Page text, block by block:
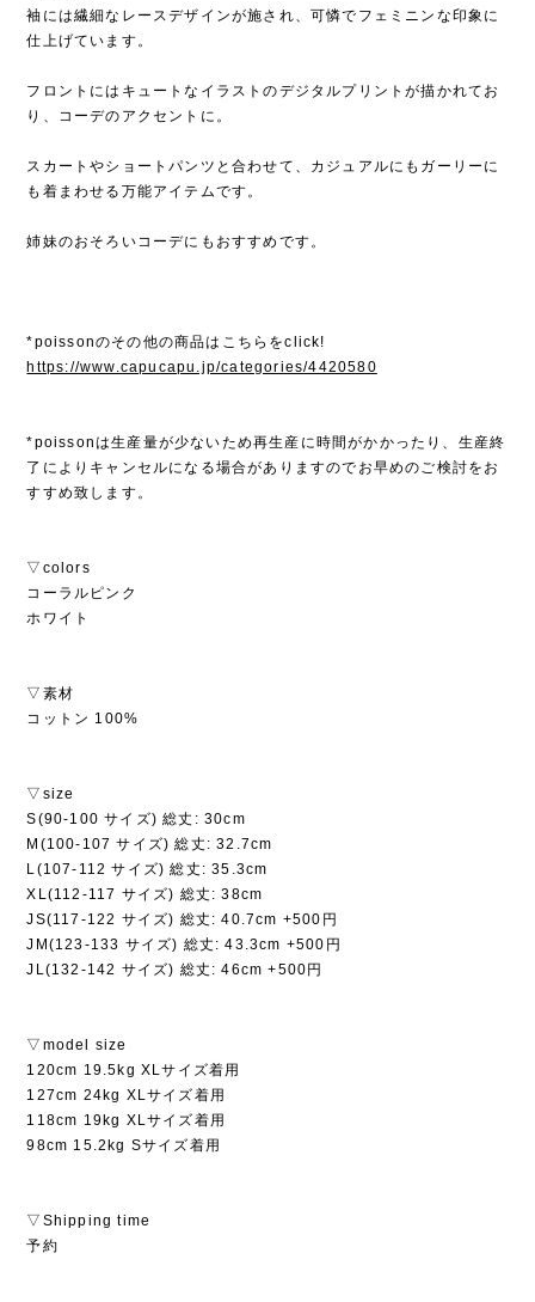
袖には繊細なレースデザインが施され、可憐でフェミニンな印象に
仕上げています。
フロントにはキュートなイラストのデジタルプリントが描かれてお
り、コーデのアクセントに。
スカートやショートパンツと合わせて、カジュアルにもガーリーに
も着まわせる万能アイテムです。
姉妹のおそろいコーデにもおすすめです。
*poissonのその他の商品はこちらをclick!
https://www.capucapu.jp/categories/4420580
*poissonは生産量が少ないため再生産に時間がかかったり、生産終
了によりキャンセルになる場合がありますのでお早めのご検討をお
すすめ致します。
▽colors
コーラルピンク
ホワイト
▽素材
コットン 100%
▽size
S(90-100 サイズ) 総丈: 30cm
M(100-107 サイズ) 総丈: 32.7cm
L(107-112 サイズ) 総丈: 35.3cm
XL(112-117 サイズ) 総丈: 38cm
JS(117-122 サイズ) 総丈: 40.7cm +500円
JM(123-133 サイズ) 総丈: 43.3cm +500円
JL(132-142 サイズ) 総丈: 46cm +500円
▽model size
120cm 19.5kg XLサイズ着用
127cm 24kg XLサイズ着用
118cm 19kg XLサイズ着用
98cm 15.2kg Sサイズ着用
▽Shipping time
予約